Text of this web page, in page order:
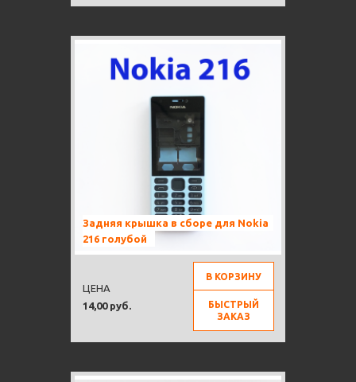
Задняя крышка в сборе для Nokia
216 голубой
14,00 руб.
ЦЕНА
В КОРЗИНУ
БЫСТРЫЙ
ЗАКАЗ